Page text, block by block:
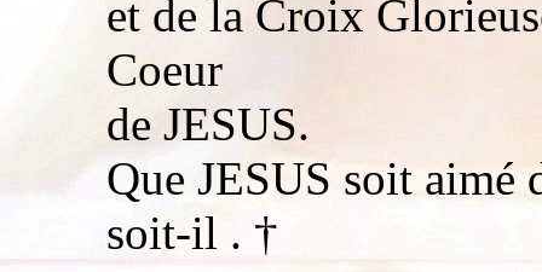
et de la Croix
Coeur
de JESUS.
Que JESUS soit aimé
soit-il . †